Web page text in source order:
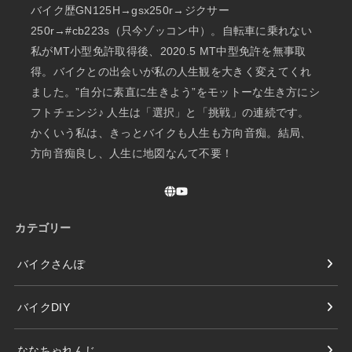
バイク歴GN125H→gsx250r→ジクサー
250r→#cb223s（只今ゾッコン中）。自転車に乗れない
私がMT小型免許取得後、2020.5 MT中型免許を無事取
得。バイクとの出会いが私の人生観を大きく変えてくれ
ました。”自分に素直に生きよう”をモットーな生き方にシ
フトチェンジ♪ 人生は「選択」と「挑戦」の連続です。
かくいう私は、きっとバイクも人生も方向音痴。結局、
方向音痴良し、人生に地図なんて不要！
カテゴリー
バイクさんぽ
バイクDIY